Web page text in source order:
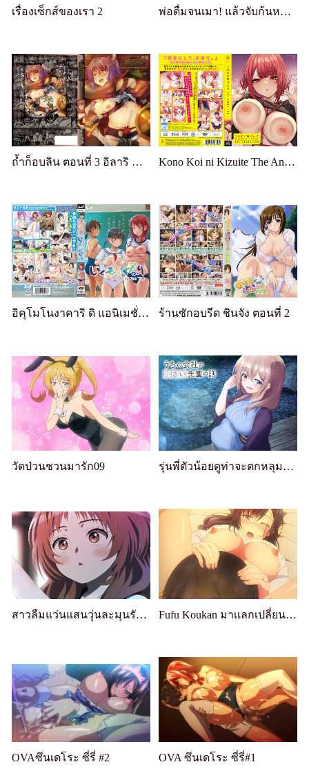
เรื่องเซ็กส์ของเรา 2 พ่อดื่มจนเมา! แล้วจับก้นหนูเป็นตัวประกัน
ถ้ำก็อบลิน ตอนที่ 3 อิลาริ นักผจญภัยรุ่นเยาว์ Kono Koi ni Kizuite The Animation โคโน โคอิ นิ คิสึอิเตะ
อิคุโมโนงาคาริ ดิ แอนิเมชั่น เล่ม 2 ร้านซักอบรีด ชินจัง ตอนที่ 2
วัดป่วนชวนมารัก09 รุ่นพี่ตัวน้อยดูท่าจะตกหลุมรัก 08
สาวลืมแว่นแสนวุ่นละมุนรัก 09 Fufu Koukan มาเเลกเปลี่ยนคู่สมรสกัน～～ 07
OVAซึนเดโระ ซี่รี่ #2 OVA ซึนเดโระ ซี่รี่#1